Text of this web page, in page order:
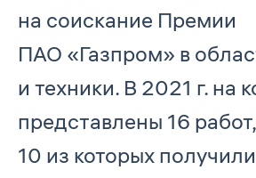
на соискание Премии
ПАО «Газпром» в
и техники. В 2021 г. на
представлены 16 работ,
10 из которых